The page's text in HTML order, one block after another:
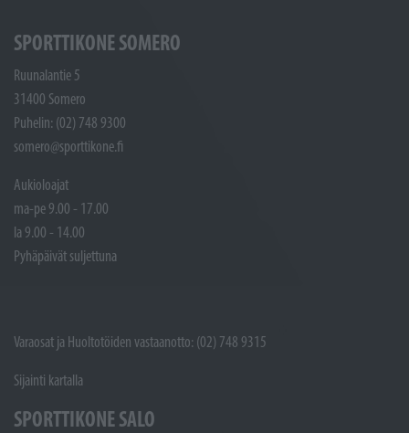
SPORTTIKONE SOMERO
Ruunalantie 5
31400 Somero
Puhelin: (02) 748 9300
somero@sporttikone.fi
Aukioloajat
ma-pe 9.00 - 17.00
la 9.00 - 14.00
Pyhäpäivät suljettuna
Varaosat ja Huoltotöiden vastaanotto: (02) 748 9315
Sijainti kartalla
SPORTTIKONE SALO